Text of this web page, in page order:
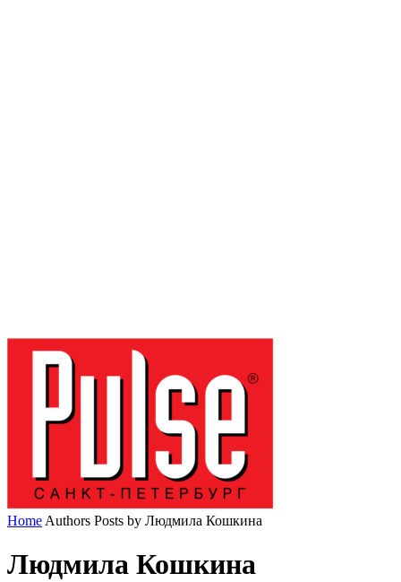
Home Authors Posts by Людмила Кошкина
Людмила Кошкина